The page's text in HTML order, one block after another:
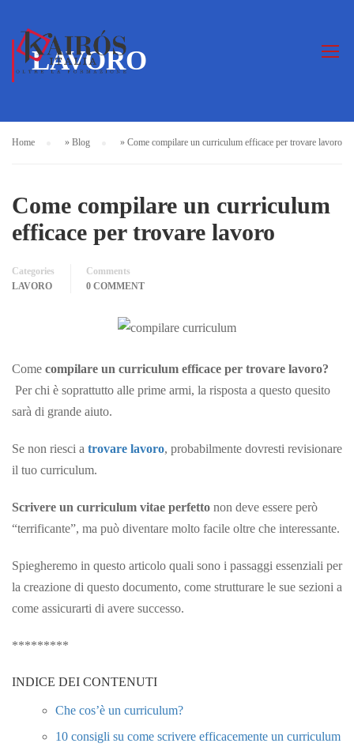
LAVORO
Home » Blog » Come compilare un curriculum efficace per trovare lavoro
Come compilare un curriculum
efficace per trovare lavoro
Categories
LAVORO
Comments
0 COMMENT
Come compilare un curriculum efficace per trovare lavoro?
Per chi è soprattutto alle prime armi, la risposta a questo quesito
sarà di grande aiuto.
Se non riesci a trovare lavoro, probabilmente dovresti revisionare
il tuo curriculum.
Scrivere un curriculum vitae perfetto non deve essere però
“terrificante”, ma può diventare molto facile oltre che interessante.
Spiegheremo in questo articolo quali sono i passaggi essenziali per
la creazione di questo documento, come strutturare le sue sezioni a
come assicurarti di avere successo.
*********
INDICE DEI CONTENUTI
Che cos’è un curriculum?
10 consigli su come scrivere efficacemente un curriculum